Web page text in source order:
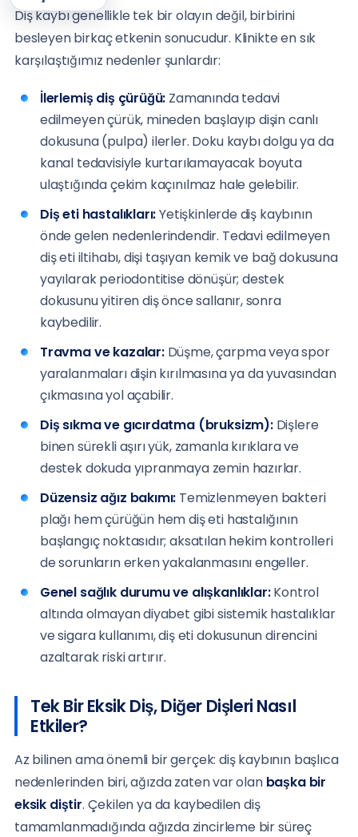
Diş kaybı genellikle tek bir olayın değil, birbirini
besleyen birkaç etkenin sonucudur. Klinikte en sık
karşılaştığımız nedenler şunlardır:
İlerlemiş diş çürüğü: Zamanında tedavi
edilmeyen çürük, mineden başlayıp dişin canlı
dokusuna (pulpa) ilerler. Doku kaybı dolgu ya da
kanal tedavisiyle kurtarılamayacak boyuta
ulaştığında çekim kaçınılmaz hale gelebilir.
Diş eti hastalıkları:Yetişkinlerde diş kaybının
önde gelen nedenlerindendir. Tedavi edilmeyen
diş eti iltihabı, dişi taşıyan kemik ve bağ dokusuna
yayılarak periodontitise dönüşür; destek
dokusunu yitiren diş önce sallanır, sonra
kaybedilir.
Travma ve kazalar:Düşme, çarpma veya spor
yaralanmaları dişin kırılmasına ya da yuvasından
çıkmasına yol açabilir.
Diş sıkma ve gıcırdatma (bruksizm):Dişlere
binen sürekli aşırı yük, zamanla kırıklara ve
destek dokuda yıpranmaya zemin hazırlar.
Düzensiz ağız bakımı: Temizlenmeyen bakteri
plağı hem çürüğün hem diş eti hastalığının
başlangıç noktasıdır; aksatılan hekim kontrolleri
de sorunların erken yakalanmasını engeller.
Genel sağlık durumu ve alışkanlıklar:Kontrol
altında olmayan diyabet gibi sistemik hastalıklar
ve sigara kullanımı, diş eti dokusunun direncini
azaltarak riski artırır.
Tek Bir Eksik Diş, Diğer Dişleri Nasıl
Etkiler?
Az bilinen ama önemli bir gerçek: diş kaybının başlıca
nedenlerinden biri, ağızda zaten var olan başka bir
eksik diştir. Çekilen ya da kaybedilen diş
tamamlanmadığında ağızda zincirleme bir süreç